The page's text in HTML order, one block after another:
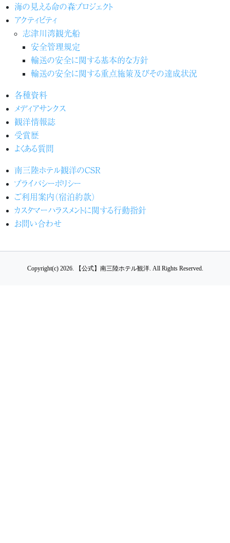
海の見える命の森プロジェクト
アクティビティ
志津川湾観光船
安全管理規定
輸送の安全に関する基本的な方針
輸送の安全に関する重点施策及びその達成状況
各種資料
メディアサンクス
観洋情報誌
受賞歴
よくある質問
南三陸ホテル観洋のCSR
プライバシーポリシー
ご利用案内（宿泊約款）
カスタマーハラスメントに関する行動指針
お問い合わせ
Copyright(c) 2026. 【公式】南三陸ホテル観洋. All Rights Reserved.